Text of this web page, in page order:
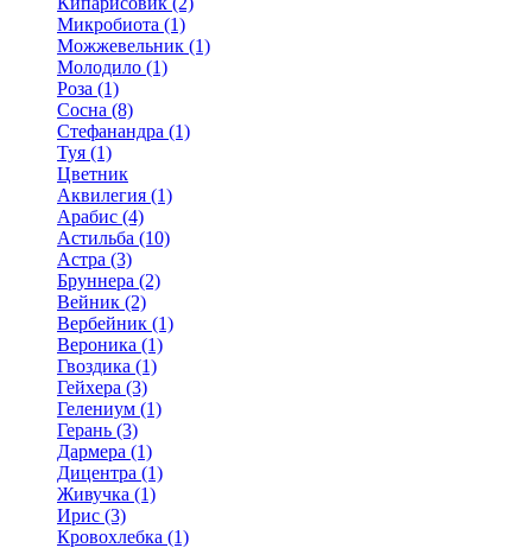
Микробиота (1)
Можжевельник (1)
Молодило (1)
Роза (1)
Сосна (8)
Стефанандра (1)
Туя (1)
Цветник
Аквилегия (1)
Арабис (4)
Астильба (10)
Астра (3)
Бруннера (2)
Вейник (2)
Вербейник (1)
Вероника (1)
Гвоздика (1)
Гейхера (3)
Гелениум (1)
Герань (3)
Дармера (1)
Дицентра (1)
Живучка (1)
Ирис (3)
Кровохлебка (1)